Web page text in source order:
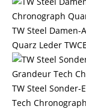
TW Steel Damen-
Quarz Leder
TW Steel
Tech